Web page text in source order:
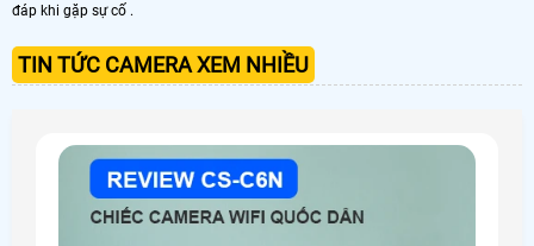
đáp khi gặp sự cố .
TIN TỨC CAMERA XEM NHIỀU